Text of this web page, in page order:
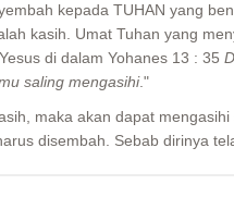
kepada TUHAN yang
kasih. Umat Tuhan yang
di dalam Yohanes 13 : 35
saling mengasihi."
maka akan dapat
disembah. Sebab dirinya